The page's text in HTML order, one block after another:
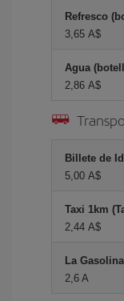
Refresco
3,65 A$
Agua
2,86 A$
Billete de
5,00 A$
Taxi 1km
2,44 A$
La
2,6 A